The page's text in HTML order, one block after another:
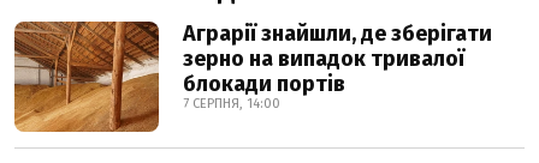
Аграрії знайшли, де зберігати
зерно на випадок тривалої
блокади портів
7 СЕРПНЯ, 14:00